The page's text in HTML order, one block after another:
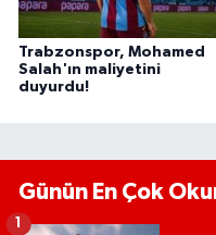
Trabzonspor, Mohamed
Salah'ın maliyetini
duyurdu!
Günün En Çok